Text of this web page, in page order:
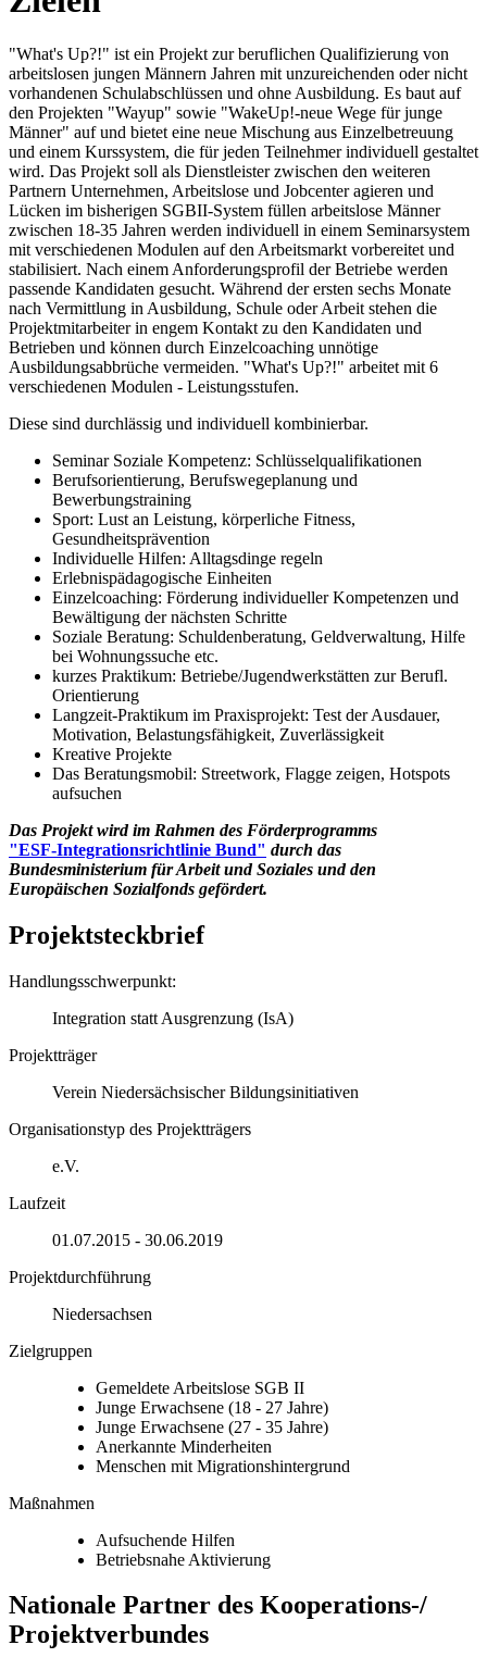
"What's Up?!" ist ein Projekt zur beruflichen Qualifizierung von
arbeitslosen jungen Männern Jahren mit unzureichenden oder nicht
vorhandenen Schulabschlüssen und ohne Ausbildung. Es baut auf
den Projekten "Wayup" sowie "WakeUp!-neue Wege für junge
Männer" auf und bietet eine neue Mischung aus Einzelbetreuung
und einem Kurssystem, die für jeden Teilnehmer individuell gestaltet
wird. Das Projekt soll als Dienstleister zwischen den weiteren
Partnern Unternehmen, Arbeitslose und Jobcenter agieren und
Lücken im bisherigen SGBII-System füllen arbeitslose Männer
zwischen 18-35 Jahren werden individuell in einem Seminarsystem
mit verschiedenen Modulen auf den Arbeitsmarkt vorbereitet und
stabilisiert. Nach einem Anforderungsprofil der Betriebe werden
passende Kandidaten gesucht. Während der ersten sechs Monate
nach Vermittlung in Ausbildung, Schule oder Arbeit stehen die
Projektmitarbeiter in engem Kontakt zu den Kandidaten und
Betrieben und können durch Einzelcoaching unnötige
Ausbildungsabbrüche vermeiden. "What's Up?!" arbeitet mit 6
verschiedenen Modulen - Leistungsstufen.
Diese sind durchlässig und individuell kombinierbar.
Seminar Soziale Kompetenz: Schlüsselqualifikationen
Berufsorientierung, Berufswegeplanung und
Bewerbungstraining
Sport: Lust an Leistung, körperliche Fitness,
Gesundheitsprävention
Individuelle Hilfen: Alltagsdinge regeln
Erlebnispädagogische Einheiten
Einzelcoaching: Förderung individueller Kompetenzen und
Bewältigung der nächsten Schritte
Soziale Beratung: Schuldenberatung, Geldverwaltung, Hilfe
bei Wohnungssuche etc.
kurzes Praktikum: Betriebe/Jugendwerkstätten zur Berufl.
Orientierung
Langzeit-Praktikum im Praxisprojekt: Test der Ausdauer,
Motivation, Belastungsfähigkeit, Zuverlässigkeit
Kreative Projekte
Das Beratungsmobil: Streetwork, Flagge zeigen, Hotspots
aufsuchen
Das Projekt wird im Rahmen des Förderprogramms
"ESF-Integrationsrichtlinie Bund" durch das
Bundesministerium für Arbeit und Soziales und den
Europäischen Sozialfonds gefördert.
Projektsteckbrief
Handlungsschwerpunkt:
Integration statt Ausgrenzung (IsA)
Projektträger
Verein Niedersächsischer Bildungsinitiativen
Organisationstyp des Projektträgers
e.V.
Laufzeit
01.07.2015 - 30.06.2019
Projektdurchführung
Niedersachsen
Zielgruppen
Gemeldete Arbeitslose SGB II
Junge Erwachsene (18 - 27 Jahre)
Junge Erwachsene (27 - 35 Jahre)
Anerkannte Minderheiten
Menschen mit Migrationshintergrund
Maßnahmen
Aufsuchende Hilfen
Betriebsnahe Aktivierung
Nationale Partner des Kooperations-/
Projektverbundes